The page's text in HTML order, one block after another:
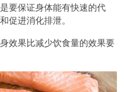
要保证身体能有快速的代
促进消化排泄。
效果比减少饮食量的效果要